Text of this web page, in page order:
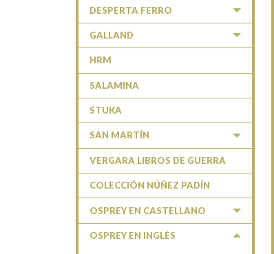
DESPERTA FERRO
GALLAND
HRM
SALAMINA
STUKA
SAN MARTÍN
VERGARA LIBROS DE GUERRA
COLECCIÓN NÚÑEZ PADÍN
OSPREY EN CASTELLANO
OSPREY EN INGLÉS